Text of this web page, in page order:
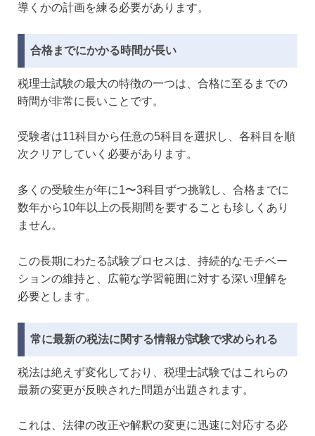
導くかの計画を練る必要があります。
合格までにかかる時間が長い
税理士試験の最大の特徴の一つは、合格に至るまでの
時間が非常に長いことです。
受験者は11科目から任意の5科目を選択し、各科目を順
次クリアしていく必要があります。
多くの受験生が年に1〜3科目ずつ挑戦し、合格までに
数年から10年以上の長期間を要することも珍しくあり
ません。
この長期にわたる試験プロセスは、持続的なモチベー
ションの維持と、広範な学習範囲に対する深い理解を
必要とします。
常に最新の税法に関する情報が試験で求められる
税法は絶えず変化しており、税理士試験ではこれらの
最新の変更が反映された問題が出題されます。
これは、法律の改正や解釈の変更に迅速に対応する必